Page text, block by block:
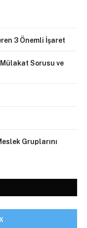
3 Önemli İşaret
Sorusu ve
Gruplarını